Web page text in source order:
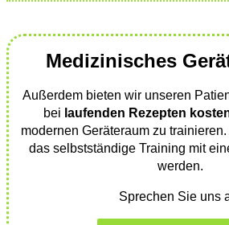
Medizinisches
Außerdem bieten wir unseren
bei laufenden Rezepten
modernen Geräteraum zu
das selbstständige Training mit
werden.
Sprechen Sie uns